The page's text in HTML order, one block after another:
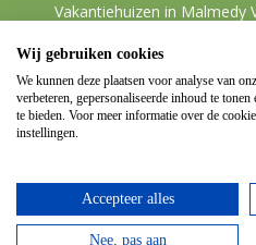
Vakantiehuizen in Malmedy
© 2026
Wij gebruiken cookies
We kunnen deze plaatsen voor analyse van
verbeteren, gepersonaliseerde inhoud te
te bieden. Voor meer informatie over de
instellingen.
Accepteer alles
Nee, pas aan